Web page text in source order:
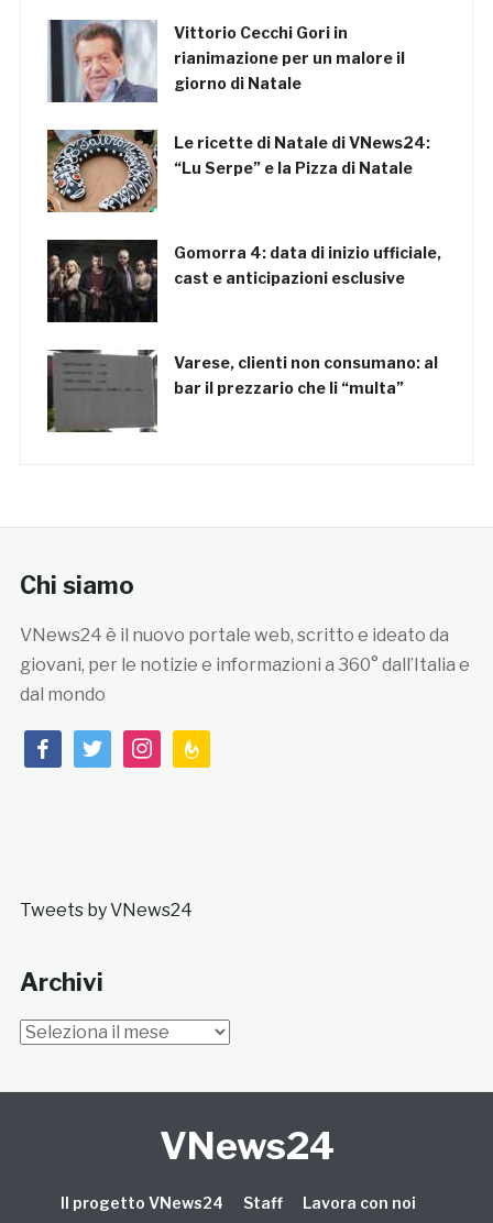
Vittorio Cecchi Gori in
rianimazione per un malore il
giorno di Natale
Le ricette di Natale di VNews24:
“Lu Serpe” e la Pizza di Natale
Gomorra 4: data di inizio ufficiale,
cast e anticipazioni esclusive
Varese, clienti non consumano: al
bar il prezzario che li “multa”
Chi siamo
VNews24 è il nuovo portale web, scritto e ideato da
giovani, per le notizie e informazioni a 360° dall’Italia e
dal mondo
facebooktwitterinstagramfeedburner
Tweets by VNews24
Archivi
Archivi
VNews24
Il progetto VNews24 Staff Lavora con noi